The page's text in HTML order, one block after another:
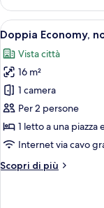
familiare,
non
fumatori
(33th-
37th
Floor)
Apri
tutte
le
foto
per
Doppia
Economy,
non
(26th-
10
Doppia Economy,
Vista città
16 m²
1 camera
Per 2 persone
1 letto a una piazza
Internet via cavo
Scopri di più
Altri